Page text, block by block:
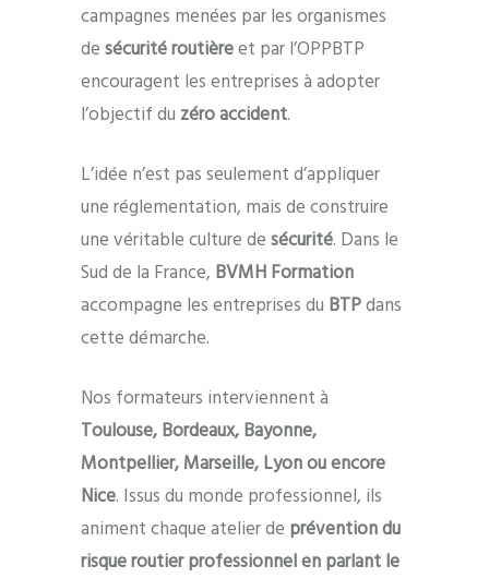
campagnes menées par les organismes
desécurité routièreet par l’OPPBTP
encouragent les entreprises à adopter
l’objectif du zéro accident.
L’idée n’est pas seulement d’appliquer
une réglementation, mais de construire
une véritable culture desécurité. Dans le
Sud de la France, BVMH Formation
accompagne les entreprises du BTPdans
cette démarche.
Nos formateurs interviennent à
Toulouse, Bordeaux, Bayonne,
Montpellier, Marseille, Lyon ou encore
Nice. Issus du monde professionnel, ils
animent chaque atelier de prévention du
risque routier professionnel en parlant le